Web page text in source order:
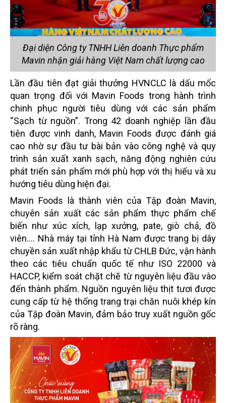
Đại diện Công ty TNHH Liên doanh Thực phẩm
Mavin nhận giải hàng Việt Nam chất lượng cao
Lần đầu tiên đạt giải thưởng HVNCLC là dấu mốc
quan trọng đối với Mavin Foods trong hành trình
chinh phục người tiêu dùng với các sản phẩm
“Sạch từ nguồn”. Trong 42 doanh nghiệp lần đầu
tiên được vinh danh, Mavin Foods được đánh giá
cao nhờ sự đầu tư bài bản vào công nghệ và quy
trình sản xuất xanh sạch, năng động nghiên cứu
phát triển sản phẩm mới phù hợp với thị hiếu và xu
hướng tiêu dùng hiện đại.
Mavin Foods là thành viên của Tập đoàn Mavin,
chuyên sản xuất các sản phẩm thực phẩm chế
biến như xúc xích, lạp xưởng, pate, giò chả, đồ
viên.... Nhà máy tại tỉnh Hà Nam được trang bị dây
chuyền sản xuất nhập khẩu từ CHLB Đức, vận hành
theo các tiêu chuẩn quốc tế như ISO 22000 và
HACCP, kiểm soát chặt chẽ từ nguyên liệu đầu vào
đến thành phẩm. Nguồn nguyên liệu thịt tươi được
cung cấp từ hệ thống trang trại chăn nuôi khép kín
của Tập đoàn Mavin, đảm bảo truy xuất nguồn gốc
rõ ràng.